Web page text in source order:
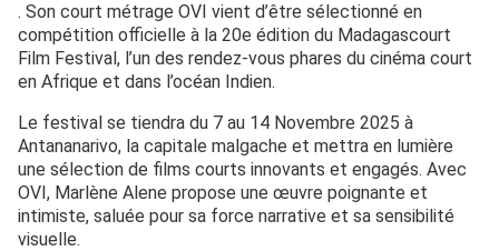
. Son court métrage OVI vient d’être sélectionné en
compétition officielle à la 20e édition du Madagascourt
Film Festival, l’un des rendez-vous phares du cinéma court
en Afrique et dans l’océan Indien.
Le festival se tiendra du 7 au 14 Novembre 2025 à
Antananarivo, la capitale malgache et mettra en lumière
une sélection de films courts innovants et engagés. Avec
OVI, Marlène Alene propose une œuvre poignante et
intimiste, saluée pour sa force narrative et sa sensibilité
visuelle.